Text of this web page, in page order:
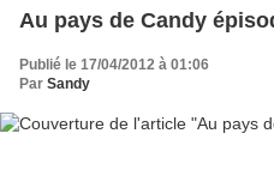
Au pays de Candy
Publié le 17/04/2012 à 01:06
Par Sandy